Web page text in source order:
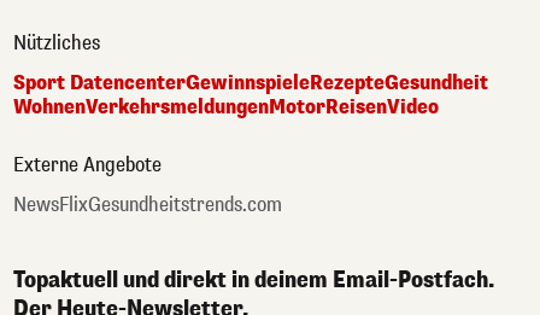
Nützliches
Sport DatencenterGewinnspieleRezepteGesundheit
WohnenVerkehrsmeldungenMotorReisenVideo
Externe Angebote
NewsFlixGesundheitstrends.com
Topaktuell und direkt in deinem Email-Postfach.
Der Heute-Newsletter.